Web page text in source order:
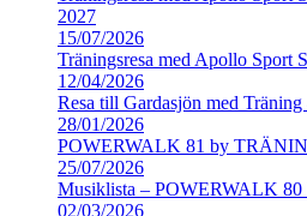
2027
15/07/2026
Träningsresa med Apollo Sport
12/04/2026
Resa till Gardasjön med
28/01/2026
POWERWALK 81 by
25/07/2026
Musiklista – POWERWALK
02/03/2026